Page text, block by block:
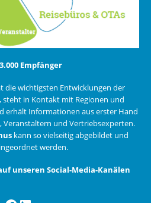
Empfänger
die wichtigsten Entwicklungen der
steht in Kontakt mit Regionen und
erhält Informationen aus erster Hand
Veranstaltern und Vertriebsexperten.
kann so vielseitig abgebildet und
werden.
unseren Social-Media-Kanälen